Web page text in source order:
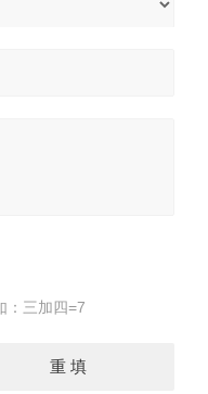
：三加四=7